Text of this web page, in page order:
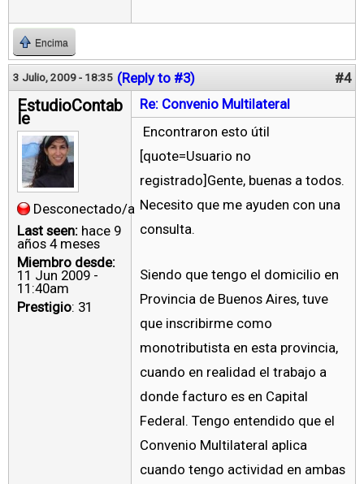
Encima
3 Julio, 2009 - 18:35 (Reply to #3) #4
EstudioContab
le
Desconectado/a
Last seen: hace 9
años 4 meses
Miembro desde:
11 Jun 2009 -
11:40am
Prestigio: 31
Re: Convenio Multilateral
Encontraron esto útil
[quote=Usuario no
registrado]Gente, buenas a todos.
Necesito que me ayuden con una
consulta.
Siendo que tengo el domicilio en
Provincia de Buenos Aires, tuve
que inscribirme como
monotributista en esta provincia,
cuando en realidad el trabajo a
donde facturo es en Capital
Federal. Tengo entendido que el
Convenio Multilateral aplica
cuando tengo actividad en ambas